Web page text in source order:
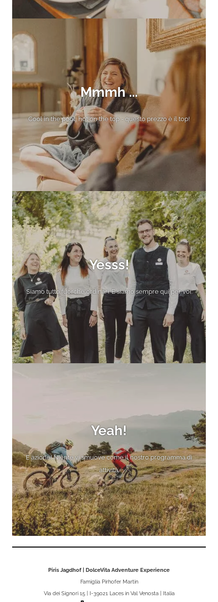
Mmmh ...
Cool in the pool, hot on the top - questo prezzo è il top!
Yesss!
Siamo tutto fuorché ordinari. E siamo sempre qui per voi.
Yeah!
E azione! Niente vi smuove come il nostro programma di
attività.
Piris Jagdhof | DolceVita Adventure Experience
Famiglia Pirhofer Martin
Via dei Signori 15 | I-39021 Laces in Val Venosta | Italia